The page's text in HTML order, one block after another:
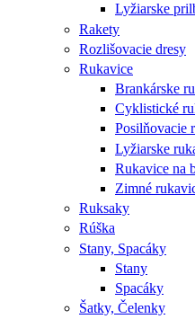
Lyžiarske
Rakety
Rozlišovacie dresy
Rukavice
Brankárske
Cyklistické
Posilňovacie
Lyžiarske
Rukavice na
Zimné
Ruksaky
Rúška
Stany, Spacáky
Stany
Spacáky
Šatky, Čelenky